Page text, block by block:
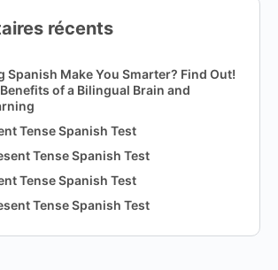
récents
Spanish Make You Smarter? Find Out!
Benefits of a Bilingual Brain and
Tense Spanish Test
Tense Spanish Test
Tense Spanish Test
Tense Spanish Test